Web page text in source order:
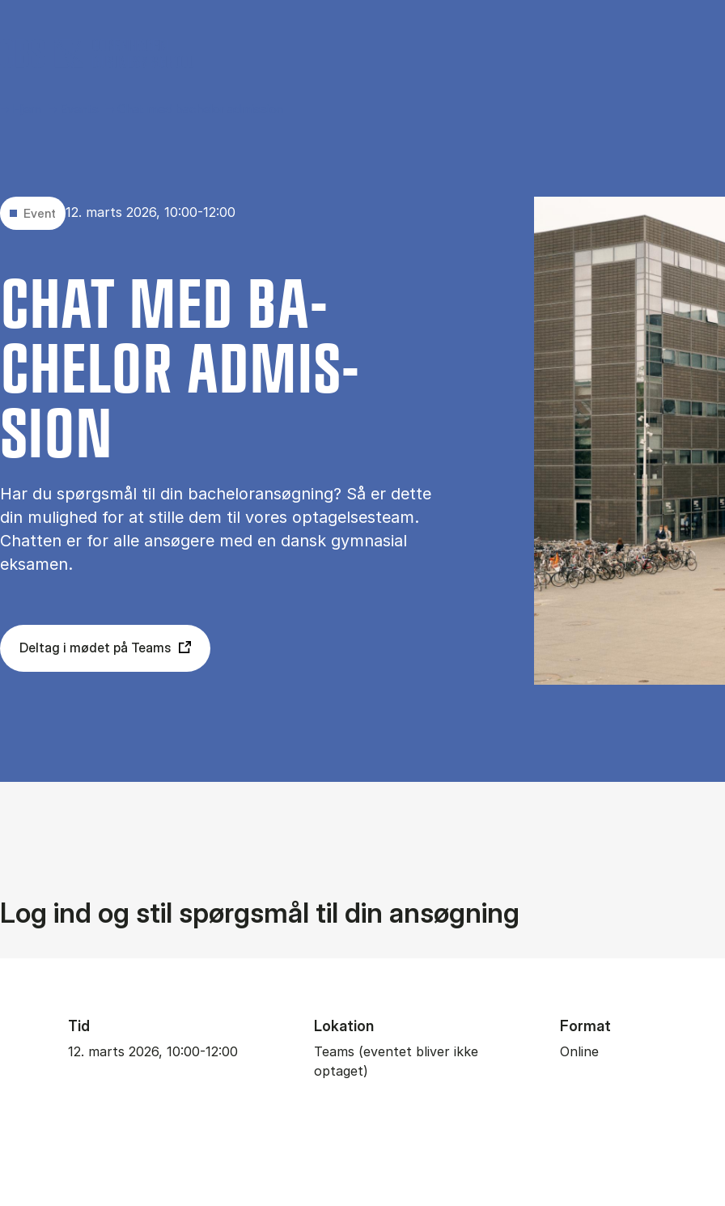
Event 12. marts 2026, 10:00-12:00
CHAT MED BA­
CHEL­OR AD­MIS­
SION
Har du spørgs­mål til din ba­chel­or­an­søg­ning? Så er dette
din mu­lig­hed for at stil­le dem til vo­res op­ta­gel­ses­team.
Chatten er for alle ansøgere med en dansk gymnasial
eksamen.
Deltag i mødet på Teams
Log ind og stil spørgsmål til din ansøgning
Tid
12. marts 2026, 10:00-12:00
Lokation
Teams (eventet bliver ikke
optaget)
Format
Online